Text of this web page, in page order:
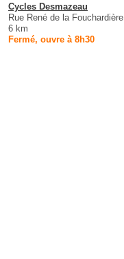
Cycles Desmazeau
Rue René de la Fouchardière
6 km
Fermé, ouvre à 8h30